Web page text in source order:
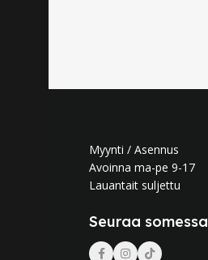
Myynti / Asennus
Avoinna ma-pe 9-17
Lauantait suljettu
Seuraa somessa